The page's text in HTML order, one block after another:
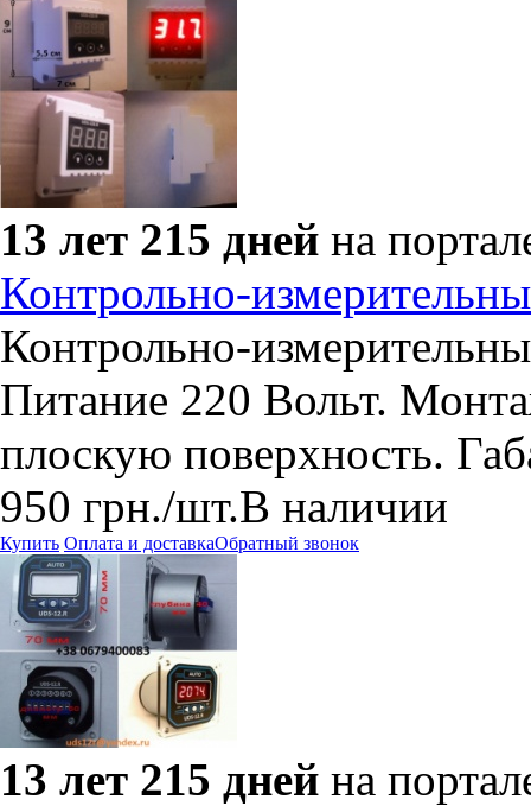
13 лет 215 дней на
Контрольно-
Контрольно-
Питание 220 Вольт.
плоскую поверхность.
950 грн./шт.В наличии
Купить Оплата и доставкаОбратный звонок
13 лет 215 дней на